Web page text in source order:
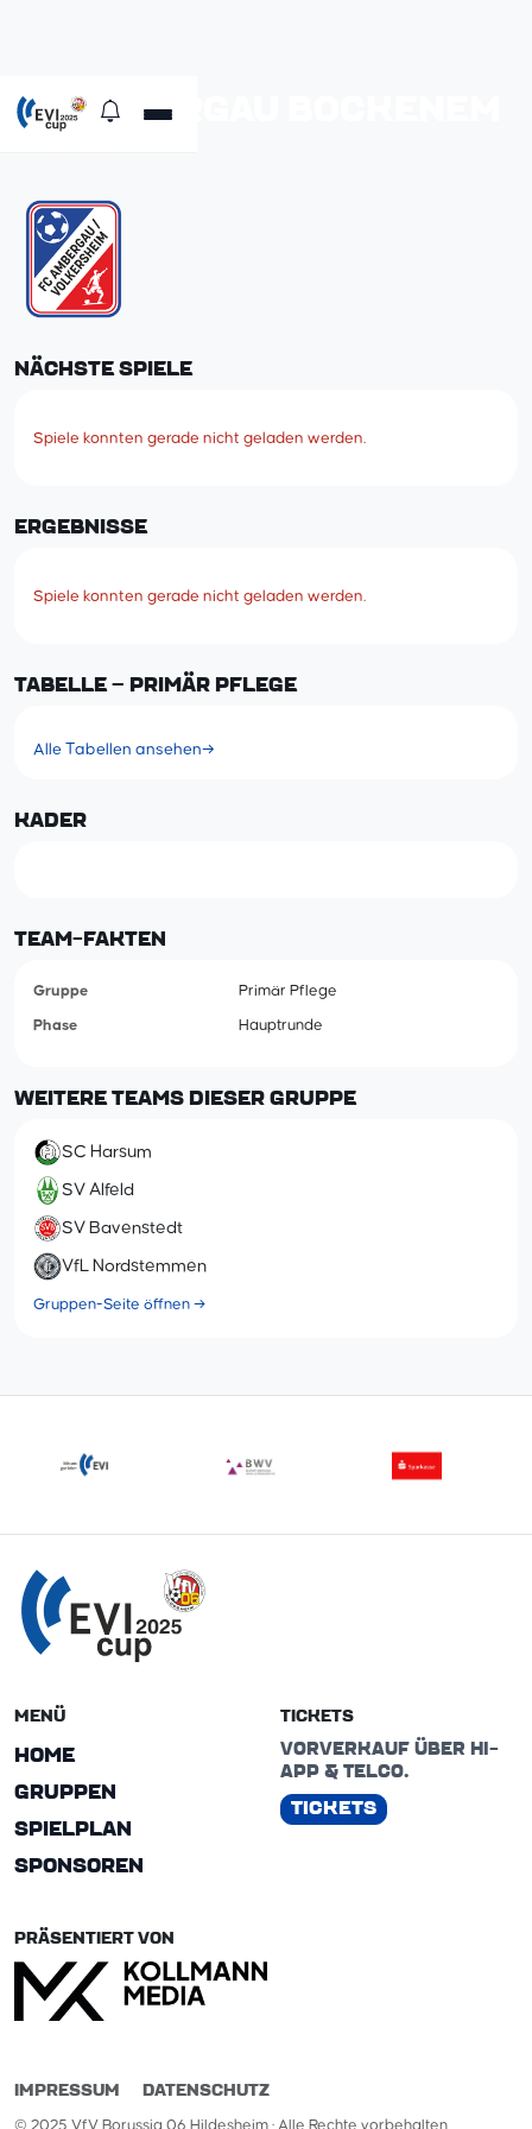
SV AMBERGAU BOCKENEM
NÄCHSTE SPIELE
Spiele konnten gerade nicht geladen werden.
ERGEBNISSE
Spiele konnten gerade nicht geladen werden.
TABELLE – PRIMÄR PFLEGE
Alle Tabellen ansehen→
KADER
TEAM-FAKTEN
Gruppe Primär Pflege
Phase Hauptrunde
WEITERE TEAMS DIESER GRUPPE
SC Harsum
SV Alfeld
SV Bavenstedt
VfL Nordstemmen
Gruppen-Seite öffnen →
MENÜ
HOME
GRUPPEN
SPIELPLAN
SPONSOREN
TICKETS
VORVERKAUF ÜBER HI-
APP & TELCO.
TICKETS
PRÄSENTIERT VON
IMPRESSUM DATENSCHUTZ
© 2025 VfV Borussia 06 Hildesheim · Alle Rechte vorbehalten